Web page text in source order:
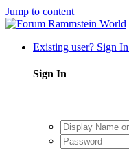
Jump to content
Existing user? Sign In
Sign In